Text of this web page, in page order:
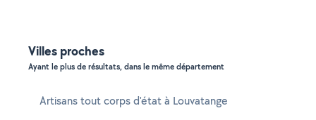
Villes proches
Ayant le plus de résultats, dans le même département
Artisans tout corps d'état à Louvatange